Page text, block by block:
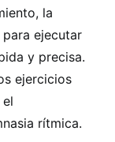
la
ejecutar
y precisa.
ejercicios
rítmica.